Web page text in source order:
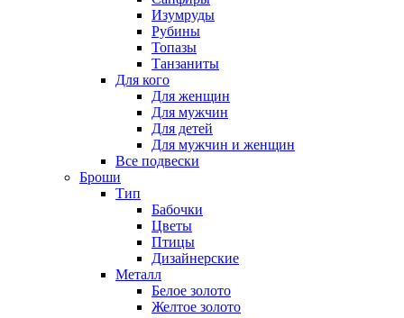
Изумруды
Рубины
Топазы
Танзаниты
Для кого
Для женщин
Для мужчин
Для детей
Для мужчин и женщин
Все подвески
Броши
Тип
Бабочки
Цветы
Птицы
Дизайнерские
Металл
Белое золото
Желтое золото